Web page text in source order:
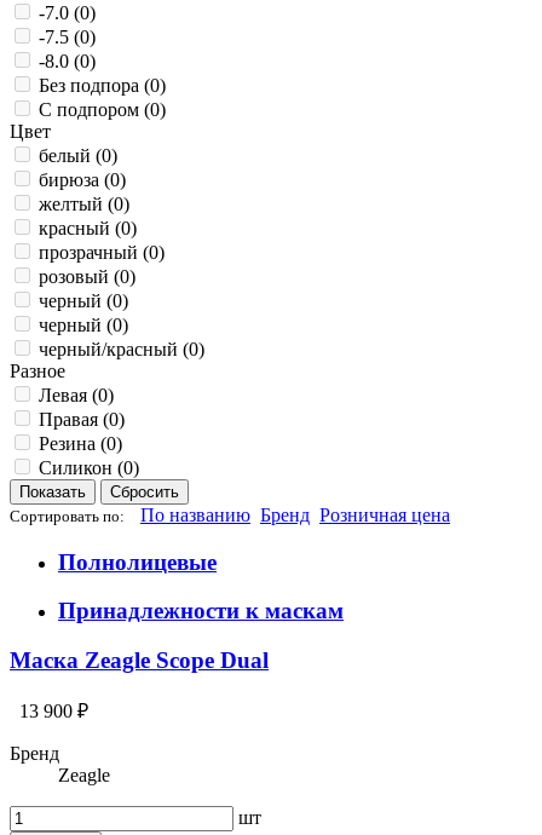
-7.0 (0)
-7.5 (0)
-8.0 (0)
Без подпора (0)
С подпором (0)
Цвет
белый (0)
бирюза (0)
желтый (0)
красный (0)
прозрачный (0)
розовый (0)
черный (0)
черный (0)
черный/красный (0)
Разное
Левая (0)
Правая (0)
Резина (0)
Силикон (0)
Сортировать по: По названию Бренд Розничная цена
Полнолицевые
Принадлежности к маскам
Маска Zeagle Scope Dual
13 900 ₽
Бренд
Zeagle
шт